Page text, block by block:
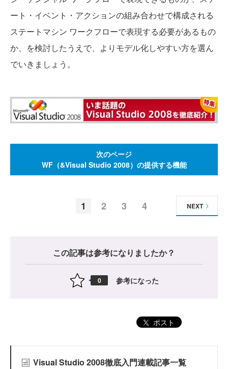
ート・イベント・アクションの組み合わせで構成される
ステートマシン ワークフローで表現する必要があるもの
か、を検討したうえで、よりモデル化しやすい方を選ん
でいきましょう。
次のページ
WF（&Visual Studio 2008）の提供する機能
1 2 3 4 NEXT
この記事は参考になりましたか？
0 参考になった
ポスト
Visual Studio 2008徹底入門連載記事一覧